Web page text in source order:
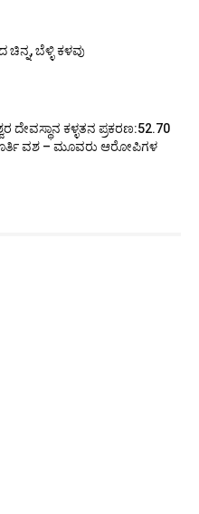
ಚಿನ್ನ, ಬೆಳ್ಳಿ ಕಳವು
ಕಳ್ಳತನ ಪ್ರಕರಣ:52.70
ವಶ – ಮೂವರು ಆರೋಪಿಗಳ